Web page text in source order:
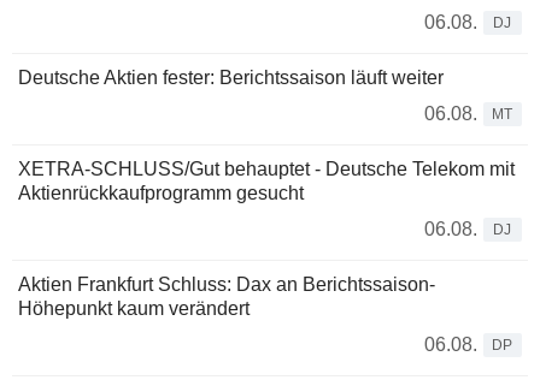
06.08.
DJ
Deutsche Aktien fester: Berichtssaison läuft weiter
06.08.
MT
XETRA-SCHLUSS/Gut behauptet - Deutsche Telekom mit
Aktienrückkaufprogramm gesucht
06.08.
DJ
Aktien Frankfurt Schluss: Dax an Berichtssaison-
Höhepunkt kaum verändert
06.08.
DP